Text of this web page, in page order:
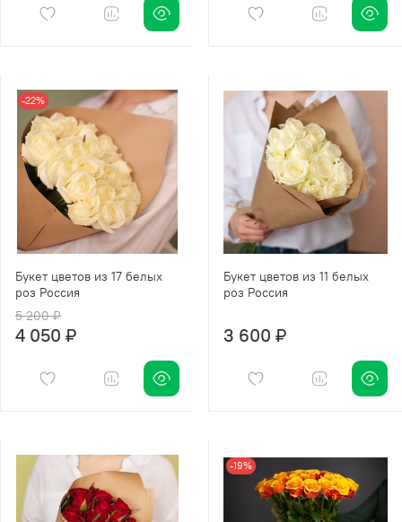
-22%
Букет цветов из 17 белых
роз Россия
5 200 ₽
4 050 ₽
Букет цветов из 11 белых
роз Россия
3 600 ₽
-19%